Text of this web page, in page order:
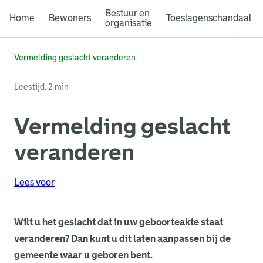
Home Bewoners
Bestuur en
organisatie
Toeslagenschandaal
Vermelding geslacht veranderen
Leestijd: 2 min
Vermelding geslacht
veranderen
Lees voor
Wilt u het geslacht dat in uw geboorteakte staat
veranderen? Dan kunt u dit laten aanpassen bij de
gemeente waar u geboren bent.